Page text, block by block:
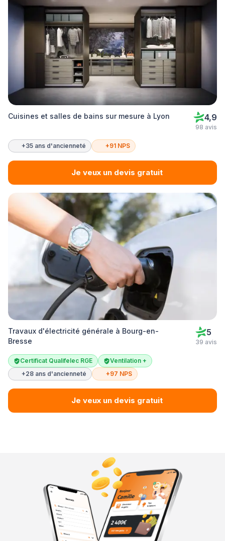
Cuisines et salles de bains sur mesure à Lyon 4,9
98 avis
+35 ans d'ancienneté +91 NPS
Je veux un devis gratuit
Travaux d'électricité générale à Bourg-en-
Bresse
5
39 avis
Certificat Qualifelec RGE
Ventilation +
+28 ans d'ancienneté
+97 NPS
Je veux un devis gratuit